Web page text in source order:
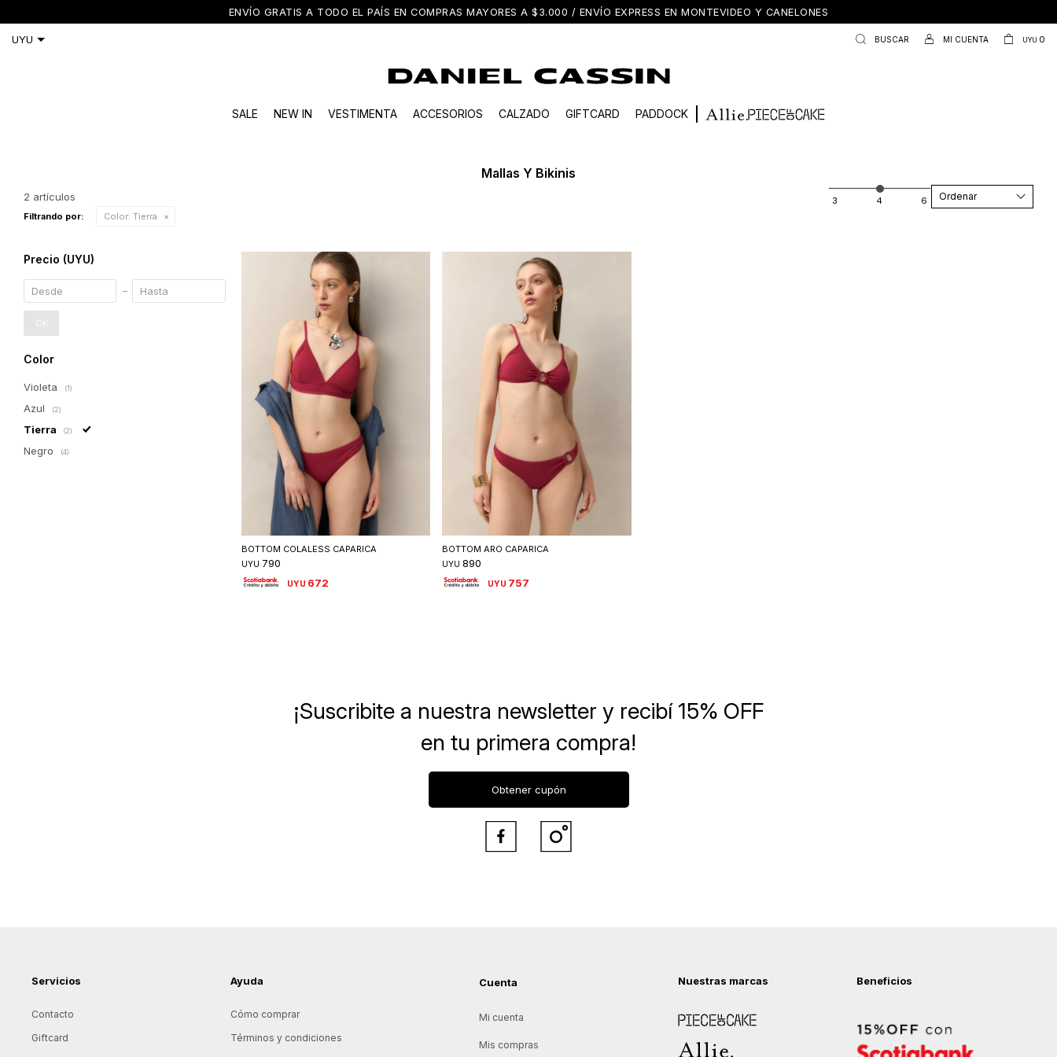
ENVÍO GRATIS A TODO EL PAÍS EN COMPRAS MAYORES A $3.000 / ENVÍO EXPRESS EN MONTEVIDEO Y CANELONES
SALE NEW IN VESTIMENTA ACCESORIOS CALZADO GIFTCARD PADDOCK
UYU 0
Mallas Y Bikinis
2 artículos Recomendados
Filtrando por: Color: Tierra
Seleccionar talle
BOTTOM COLALESS CAPARICA
UYU 790
UYU 672
Seleccionar talle
BOTTOM ARO CAPARICA
UYU 890
UYU 757
Precio (UYU)
OK
Color
Violeta (1)
Azul (2)
Tierra (2)
Negro (4)
Servicios
Contacto
Giftcard
Ayuda
Cómo comprar
Términos y condiciones
Cuenta
Mi cuenta
Mis compras
Nuestras marcas
Piece of Cake
Allie
Beneficios
¡Suscribite a nuestra newsletter y recibí 15% OFF
en tu primera compra!
Obtener cupón
 